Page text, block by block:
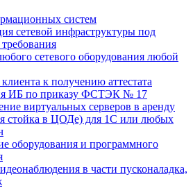
систем
сетевой инфраструктуры под
сетевого оборудования любой
к получению аттестата
ИБ по приказу ФСТЭК № 17
виртуальных серверов в аренду
стойка в ЦОДе) для 1С или любых
оборудования и программного
в части пусконаладка,